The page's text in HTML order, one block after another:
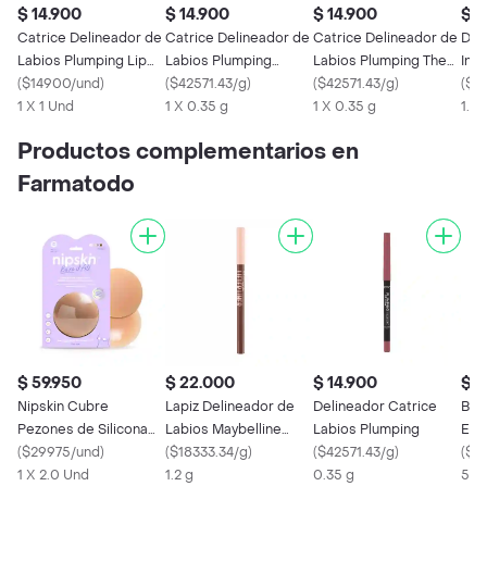
$ 14.900
Catrice Delineador de
Labios Plumping Lip
Liner
($14900/und)
1 X 1 Und
$ 14.900
Catrice Delineador de
Labios Plumping
Starring Role
($42571.43/g)
1 X 0.35 g
$ 14.900
Catrice Delineador de
Labios Plumping The
Wild One
($42571.43/g)
1 X 0.35 g
$
(
1.2
Productos complementarios en
Farmatodo
$ 59.950
Nipskin Cubre
Pezones de Silicona
Color Cappuccino
($29975/und)
1 X 2.0 Und
$ 22.000
Lapiz Delineador de
Labios Maybelline
Lifter Liner Cross The
Line
($18333.34/g)
1.2 g
$ 14.900
Delineador Catrice
Labios Plumping
($42571.43/g)
0.35 g
$
No.
(
5